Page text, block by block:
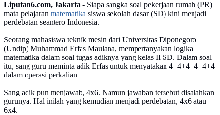
Liputan6.com, Jakarta - Siapa sangka soal pekerjaan rumah (PR)
mata pelajaran matematika siswa sekolah dasar (SD) kini menjadi
perdebatan seantero Indonesia.
Seorang mahasiswa teknik mesin dari Universitas Diponegoro
(Undip) Muhammad Erfas Maulana, mempertanyakan logika
matematika dalam soal tugas adiknya yang kelas II SD. Dalam soal
itu, sang guru meminta adik Erfas untuk menyatakan 4+4+4+4+4+4
dalam operasi perkalian.
Sang adik pun menjawab, 4x6. Namun jawaban tersebut disalahkan
gurunya. Hal inilah yang kemudian menjadi perdebatan, 4x6 atau
6x4.